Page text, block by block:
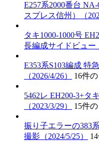
E257系2000番台
スプレス信州）（
タキ1000-1000号
長編成サイドビュー
E353系S103編成 特
（2026/4/26）
16件
5462レ EH200-3+タ
（2023/3/29）
15件
振り子エラーの383
撮影（2024/5/25）